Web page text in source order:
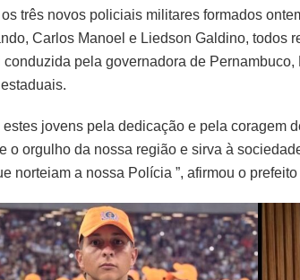
três novos policiais militares formados
Carlos Manoel e Liedson Galdino, todos
conduzida pela governadora de
estes jovens pela dedicação e pela coragem
o orgulho da nossa região e sirva à
norteiam a nossa Polícia ”, afirmou o